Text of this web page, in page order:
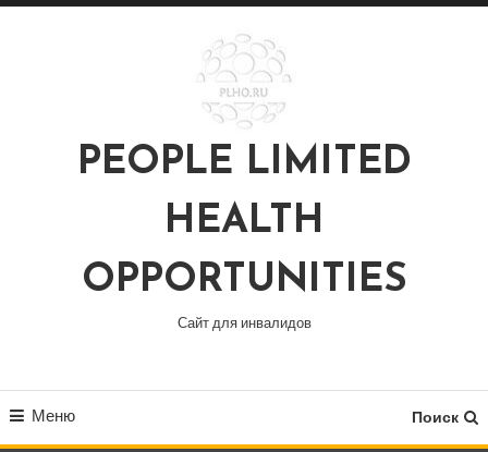
Перейти
PEOPLE LIMITED
HEALTH
OPPORTUNITIES
Сайт для инвалидов
Меню Поиск